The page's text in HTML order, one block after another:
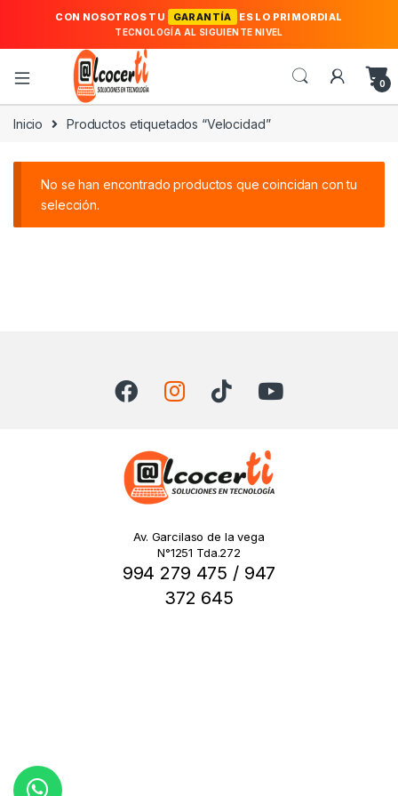
CON NOSOTROS TU GARANTÍA ES LO PRIMORDIAL
TECNOLOGÍA AL SIGUIENTE NIVEL
0
Inicio Productos etiquetados “Velocidad”
No se han encontrado productos que coincidan con tu
selección.
Av. Garcilaso de la vega
N°1251 Tda.272
994 279 475 / 947
372 645